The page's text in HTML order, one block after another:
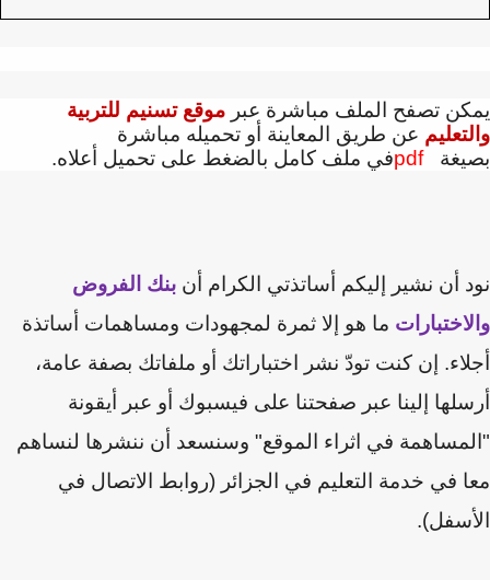
تصفح الملف مباشرة عبرموقع تسنيم للتربية
عن طريق المعاينة أو تحميله مباشرة
pdfفي ملف كامل بالضغط على تحميل أعلاه.
أن نشير إليكم أساتذتي الكرام أن بنك الفروض
ما هو إلا ثمرة لمجهودات ومساهمات أساتذة
إن كنت تودّ نشر اختباراتك أو ملفاتك بصفة عامة،
إلينا عبر صفحتنا على فيسبوك أو عبر أيقونة
في اثراء الموقع" وسنسعد أن ننشرها لنساهم
في خدمة التعليم في الجزائر (روابط الاتصال في